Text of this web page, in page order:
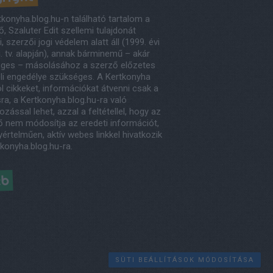
n található tartalom a
Szaluter Edit szellemi tulajdonát
szerzői jogi védelem alatt áll (1999. évi
tv. alapján), annak bárminemű – akár
– másolásához a szerző előzetes
engedélye szükséges. A Kertkonyha
cikkeket, információkat átvenni csak a
a Kertkonyha.blog.hu-ra való
lehet, azzal a feltétellel, hogy az
nem módosítja az eredeti információt,
aktív webes linkkel hivatkozik
ra.
SÜTI BEÁLLÍTÁSOK MÓDOSÍTÁSA